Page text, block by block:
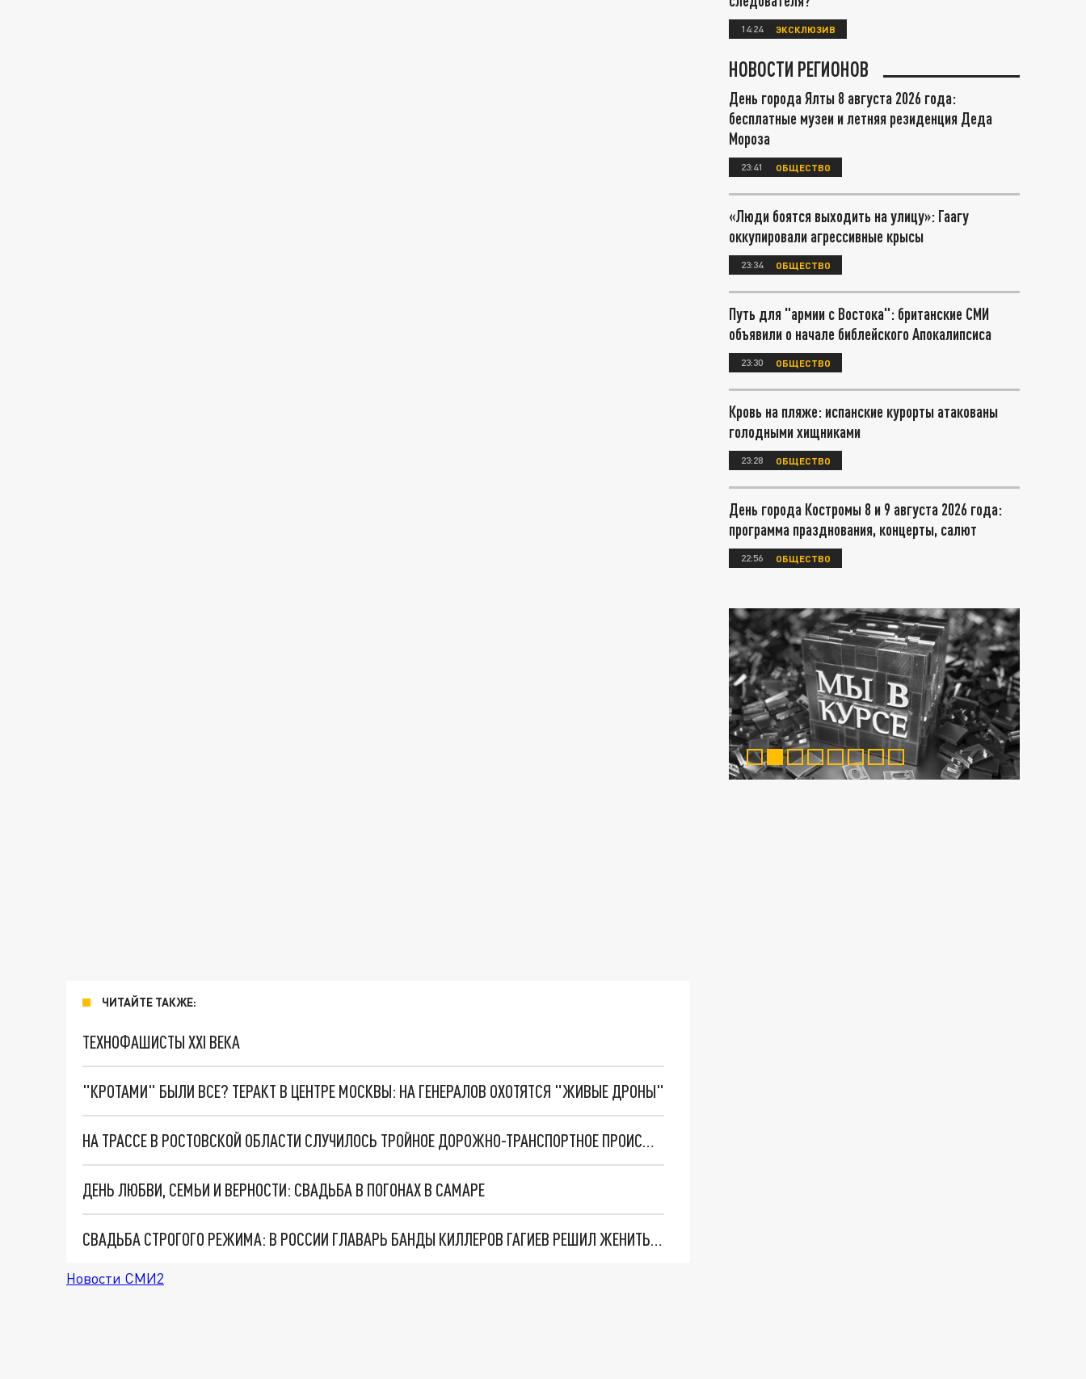
ЧИТАЙТЕ ТАКЖЕ:
ТЕХНОФАШИСТЫ XXI ВЕКА
"КРОТАМИ" БЫЛИ ВСЕ? ТЕРАКТ В ЦЕНТРЕ МОСКВЫ: НА ГЕНЕРАЛОВ ОХОТЯТСЯ "ЖИВЫЕ ДРОНЫ"
НА ТРАССЕ В РОСТОВСКОЙ ОБЛАСТИ СЛУЧИЛОСЬ ТРОЙНОЕ ДОРОЖНО-ТРАНСПОРТНОЕ ПРОИСШЕСТВИЕ
ДЕНЬ ЛЮБВИ, СЕМЬИ И ВЕРНОСТИ: СВАДЬБА В ПОГОНАХ В САМАРЕ
СВАДЬБА СТРОГОГО РЕЖИМА: В РОССИИ ГЛАВАРЬ БАНДЫ КИЛЛЕРОВ ГАГИЕВ РЕШИЛ ЖЕНИТЬСЯ, НЕ ВЫХОДЯ ИЗ СИЗО
Новости СМИ2
14:24 ЭКСКЛЮЗИВ
НОВОСТИ РЕГИОНОВ
День города Ялты 8 августа 2026 года:
бесплатные музеи и летняя резиденция Деда
Мороза
23:41 ОБЩЕСТВО
«Люди боятся выходить на улицу»: Гаагу
оккупировали агрессивные крысы
23:34 ОБЩЕСТВО
Путь для "армии с Востока": британские СМИ
объявили о начале библейского Апокалипсиса
23:30 ОБЩЕСТВО
Кровь на пляже: испанские курорты атакованы
голодными хищниками
23:28 ОБЩЕСТВО
День города Костромы 8 и 9 августа 2026 года:
программа празднования, концерты, салют
22:56 ОБЩЕСТВО